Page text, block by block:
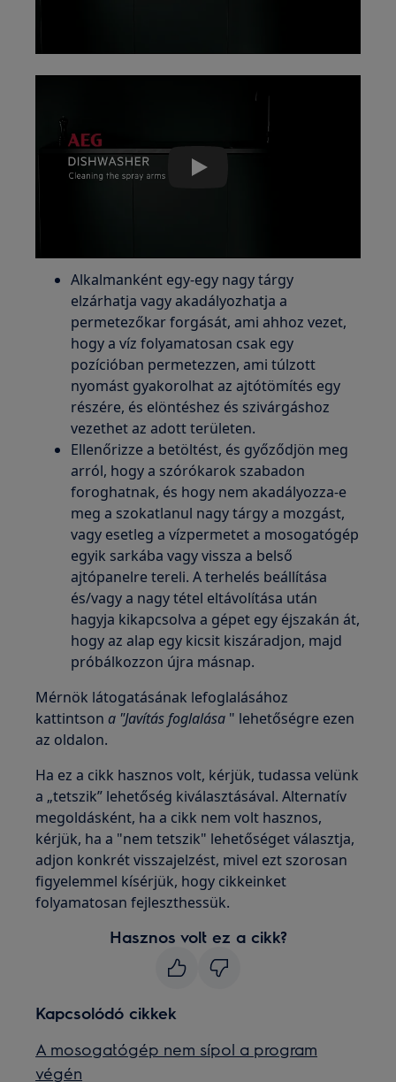
Play
Alkalmanként egy-egy nagy tárgy
elzárhatja vagy akadályozhatja a
permetezőkar forgását, ami ahhoz vezet,
hogy a víz folyamatosan csak egy
pozícióban permetezzen, ami túlzott
nyomást gyakorolhat az ajtótömítés egy
részére, és elöntéshez és szivárgáshoz
vezethet az adott területen.
Ellenőrizze a betöltést, és győződjön meg
arról, hogy a szórókarok szabadon
foroghatnak, és hogy nem akadályozza-e
meg a szokatlanul nagy tárgy a mozgást,
vagy esetleg a vízpermetet a mosogatógép
egyik sarkába vagy vissza a belső
ajtópanelre tereli. A terhelés beállítása
és/vagy a nagy tétel eltávolítása után
hagyja kikapcsolva a gépet egy éjszakán át,
hogy az alap egy kicsit kiszáradjon, majd
próbálkozzon újra másnap.
Mérnök látogatásának lefoglalásához
kattintsona "Javítás foglalása " lehetőségre ezen
az oldalon.
Ha ez a cikk hasznos volt, kérjük, tudassa velünk
a „tetszik” lehetőség kiválasztásával. Alternatív
megoldásként, ha a cikk nem volt hasznos,
kérjük, ha a "nem tetszik" lehetőséget választja,
adjon konkrét visszajelzést, mivel ezt szorosan
figyelemmel kísérjük, hogy cikkeinket
folyamatosan fejleszthessük.
Hasznos volt ez a cikk?
Kapcsolódó cikkek
A mosogatógép nem sípol a program
végén